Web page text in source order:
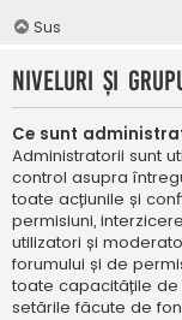
Sus
Niveluri și
Ce sunt
Administratorii sunt
control asupra
toate acțiunile și
permisiuni,
utilizatori și
forumului și de
toate capacitățile
setările făcute de